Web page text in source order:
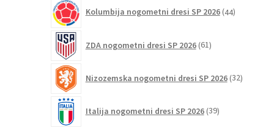
Kolumbija nogometni dresi SP 2026 44izdelkov
ZDA nogometni dresi SP 2026 61izdelkov
Nizozemska nogometni dresi SP 2026 32izdelkov
Italija nogometni dresi SP 2026 39izdelkov